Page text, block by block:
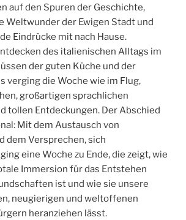
auf den Spuren der Geschichte,
Weltwunder der Ewigen Stadt und
Eindrücke mit nach Hause.
des italienischen Alltags im
der guten Küche und der
verging die Woche wie im Flug,
großartigen sprachlichen
tollen Entdeckungen. Der Abschied
Mit dem Austausch von
dem Versprechen, sich
eine Woche zu Ende, die zeigt, wie
Immersion für das Entstehen
ist und wie sie unsere
neugierigen und weltoffenen
heranziehen lässt.